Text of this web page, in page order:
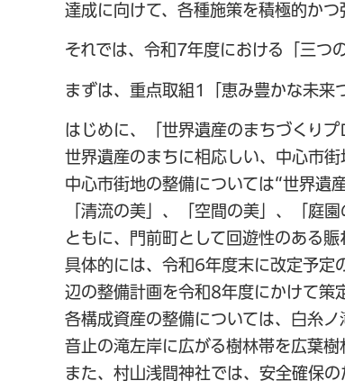
達成に向けて、各種施策を積極的かつ
それでは、令和7年度における「三つ
まずは、重点取組1「恵み豊かな未来
はじめに、「世界遺産のまちづくりプ
世界遺産のまちに相応しい、中心市街
中心市街地の整備については“世界遺
「清流の美」、「空間の美」、「庭
ともに、門前町として回遊性のある賑
具体的には、令和6年度末に改定予定
辺の整備計画を令和8年度にかけて策
各構成資産の整備については、白糸
音止の滝左岸に広がる樹林帯を広葉樹
また、村山浅間神社では、安全確保